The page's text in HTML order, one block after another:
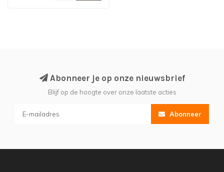
Abonneer je op onze nieuwsbrief
Blijf op de hoogte over onze laatste acties
Abonneer